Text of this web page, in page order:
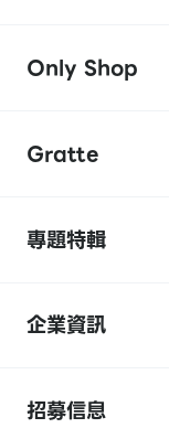
Only Shop
Gratte
專題特輯
企業資訊
招募信息